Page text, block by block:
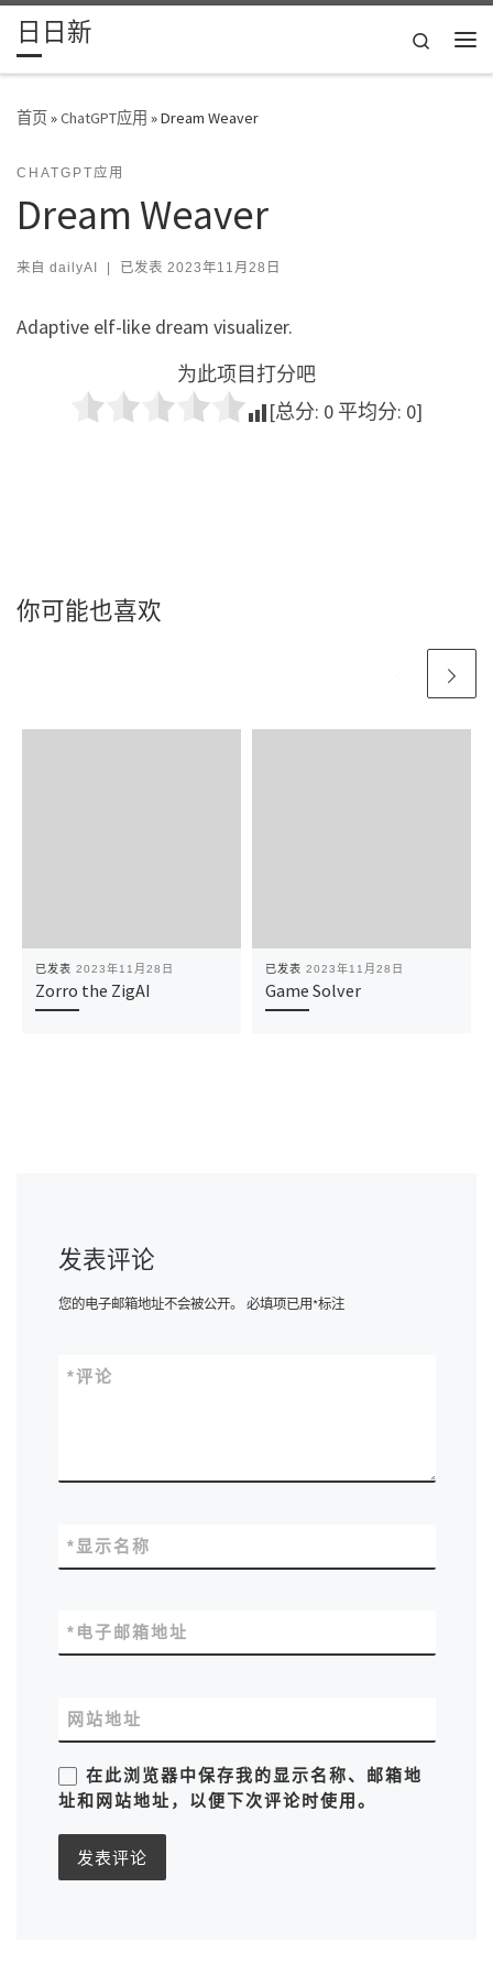
Skip to content
日日新
Search
首页»ChatGPT应用 »Dream Weaver
CHATGPT应用
Dream Weaver
来自 dailyAI | 已发表 2023年11月28日
Adaptive elf-like dream visualizer.
为此项目打分吧
[总分: 0 平均分: 0]
你可能也喜欢
已发表 2023年11月28日
Zorro the ZigAI
已发表 2023年11月28日
Game Solver
发表评论
您的电子邮箱地址不会被公开。 必填项已用*标注
评论
*
显示名称
*
电子邮箱地址
*
网站地址
在此浏览器中保存我的显示名称、邮箱地
址和网站地址，以便下次评论时使用。